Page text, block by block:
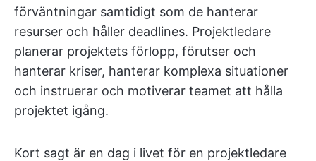
förväntningar samtidigt som de hanterar
resurser och håller deadlines. Projektledare
planerar projektets förlopp, förutser och
hanterar kriser, hanterar komplexa situationer
och instruerar och motiverar teamet att hålla
projektet igång.
Kort sagt är en dag i livet för en projektledare